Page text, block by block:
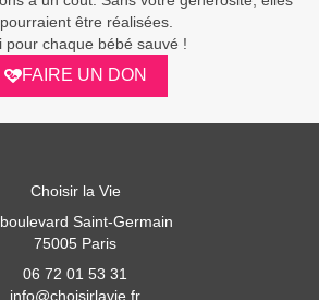
être réalisées.
pour chaque bébé sauvé !
FAIRE UN DON
Choisir la Vie
Saint-Germain
75005 Paris
06 72 01 53 31
info@choisirlavie.fr